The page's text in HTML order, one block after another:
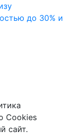
до 30% и
Cookies
сайт.